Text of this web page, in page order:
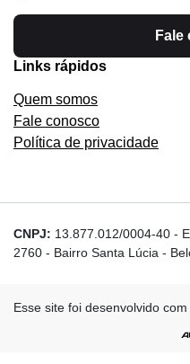
Fale
Links rápidos
Quem somos
Fale conosco
Política de privacidade
CNPJ: 13.877.012/0004-40 -
2760 - Bairro Santa Lúcia -
Esse site foi desenvolvido